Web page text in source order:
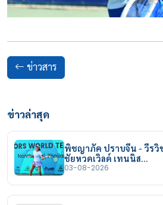
ข่าวสาร
ข่าวล่าสุด
พิชญาภัค ปราบจีน - วีรวิ
ชัยหวดเวิลด์ เทนนิส…
03-08-2026